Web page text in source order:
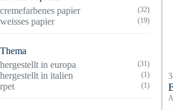
cremefarbenes papier
(32)
weisses papier (19)
Thema
hergestellt in europa
(31)
hergestellt in italien (1)
rpet (1)